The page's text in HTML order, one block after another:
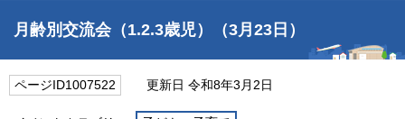
月齢別交流会（1.2.3歳児）（3月23日）
ページID1007522 更新日 令和8年3月2日